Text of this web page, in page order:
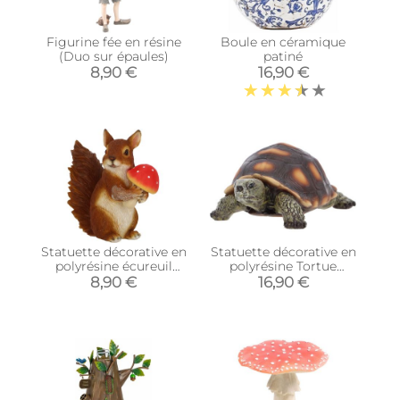
Figurine fée en résine
(Duo sur épaules)
8,90 €
Boule en céramique
patiné
16,90 €
Statuette décorative en
polyrésine écureuil
avec cèpe
8,90 €
Statuette décorative en
polyrésine Tortue
(Taille M)
16,90 €